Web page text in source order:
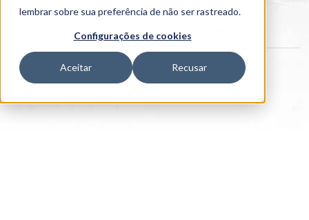
lembrar sobre sua preferência de não ser rastreado.
Configurações de cookies
Aceitar Recusar
Acontece no curso: Zootecnia